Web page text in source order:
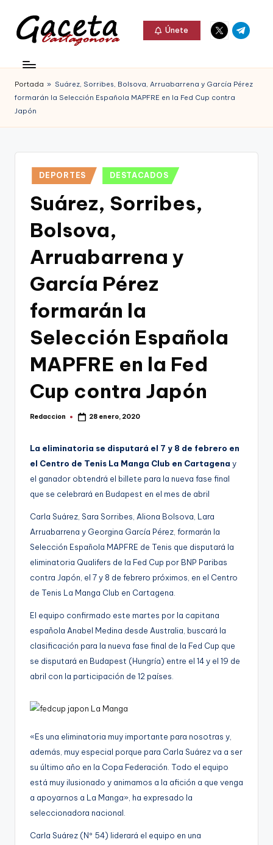
Saltar
contenido
c
e
a
Gaceta
Cartagonova,
La
informa
Cartagena,
Cartagena,
Únete
Elemento
del
Elemento
del
Portada » Suárez, Sorribes, Bolsova, Arruabarrena y García Pérez
formarán la Selección Española MAPFRE en la Fed Cup contra
Japón
Publicado
en
DEPORTES DESTACADOS
Suárez, Sorribes,
Bolsova,
Arruabarrena y
García Pérez
formarán la
Selección Española
MAPFRE en la Fed
Cup contra Japón
Publicado
Redaccion 28 enero, 2020
La eliminatoria se disputará el 7 y 8 de febrero en
el Centro de Tenis La Manga Club en Cartagena y
el ganador obtendrá el billete para la nueva fase final
que se celebrará en Budapest en el mes de abril
Carla Suárez, Sara Sorribes, Aliona Bolsova, Lara
Arruabarrena y Georgina García Pérez, formarán la
Selección Española MAPFRE de Tenis que disputará la
eliminatoria Qualifers de la Fed Cup por BNP Paribas
contra Japón, el 7 y 8 de febrero próximos, en el Centro
de Tenis La Manga Club en Cartagena.
El equipo confirmado este martes por la capitana
española Anabel Medina desde Australia, buscará la
clasificación para la nueva fase final de la Fed Cup que
se disputará en Budapest (Hungría) entre el 14 y el 19 de
abril con la participación de 12 países.
«Es una eliminatoria muy importante para nosotras y,
además, muy especial porque para Carla Suárez va a ser
su último año en la Copa Federación. Todo el equipo
está muy ilusionado y animamos a la afición a que venga
a apoyarnos a La Manga», ha expresado la
seleccionadora nacional.
Carla Suárez (Nº 54) liderará el equipo en una